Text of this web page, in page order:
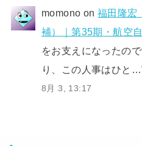
momono on福田隆宏
補）｜第35期・航空
をお支えになったの
り、この人事はひと…
8月 3, 13:17